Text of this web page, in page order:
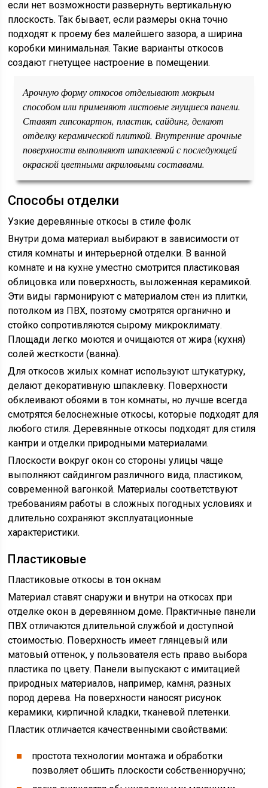
если нет возможности развернуть вертикальную
плоскость. Так бывает, если размеры окна точно
подходят к проему без малейшего зазора, а ширина
коробки минимальная. Такие варианты откосов
создают гнетущее настроение в помещении.
Арочную форму откосов отделывают мокрым
способом или применяют листовые гнущиеся панели.
Ставят гипсокартон, пластик, сайдинг, делают
отделку керамической плиткой. Внутренние арочные
поверхности выполняют шпаклевкой с последующей
окраской цветными акриловыми составами.
Способы отделки
Узкие деревянные откосы в стиле фолк
Внутри дома материал выбирают в зависимости от
стиля комнаты и интерьерной отделки. В ванной
комнате и на кухне уместно смотрится пластиковая
облицовка или поверхность, выложенная керамикой.
Эти виды гармонируют с материалом стен из плитки,
потолком из ПВХ, поэтому смотрятся органично и
стойко сопротивляются сырому микроклимату.
Площади легко моются и очищаются от жира (кухня)
солей жесткости (ванна).
Для откосов жилых комнат используют штукатурку,
делают декоративную шпаклевку. Поверхности
обклеивают обоями в тон комнаты, но лучше всегда
смотрятся белоснежные откосы, которые подходят для
любого стиля. Деревянные откосы подходят для стиля
кантри и отделки природными материалами.
Плоскости вокруг окон со стороны улицы чаще
выполняют сайдингом различного вида, пластиком,
современной вагонкой. Материалы соответствуют
требованиям работы в сложных погодных условиях и
длительно сохраняют эксплуатационные
характеристики.
Пластиковые
Пластиковые откосы в тон окнам
Материал ставят снаружи и внутри на откосах при
отделке окон в деревянном доме. Практичные панели
ПВХ отличаются длительной службой и доступной
стоимостью. Поверхность имеет глянцевый или
матовый оттенок, у пользователя есть право выбора
пластика по цвету. Панели выпускают с имитацией
природных материалов, например, камня, разных
пород дерева. На поверхности наносят рисунок
керамики, кирпичной кладки, тканевой плетенки.
Пластик отличается качественными свойствами:
простота технологии монтажа и обработки
позволяет обшить плоскости собственноручно;